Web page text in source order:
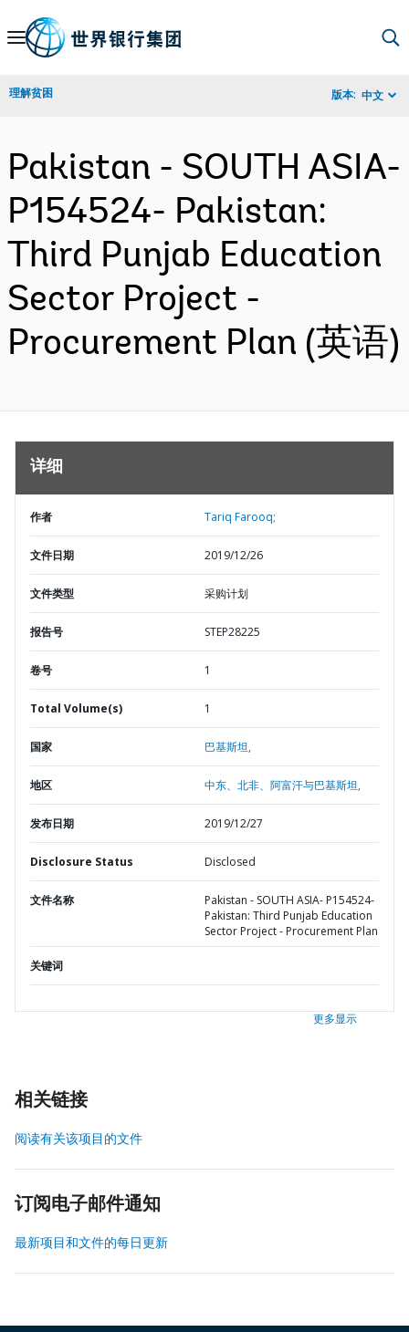
Skip
Navigation
理解贫困 版本: 中文
Pakistan - SOUTH ASIA-
P154524- Pakistan:
Third Punjab Education
Sector Project -
Procurement Plan (英语)
详细
作者 Tariq Farooq;
文件日期 2019/12/26
文件类型 采购计划
报告号 STEP28225
卷号 1
Total Volume(s) 1
国家 巴基斯坦,
地区 中东、北非、阿富汗与巴基斯坦,
发布日期 2019/12/27
Disclosure Status Disclosed
文件名称
Pakistan - SOUTH ASIA- P154524-
Pakistan: Third Punjab Education
Sector Project - Procurement Plan
关键词
更多显示
相关链接
阅读有关该项目的文件
订阅电子邮件通知
最新项目和文件的每日更新